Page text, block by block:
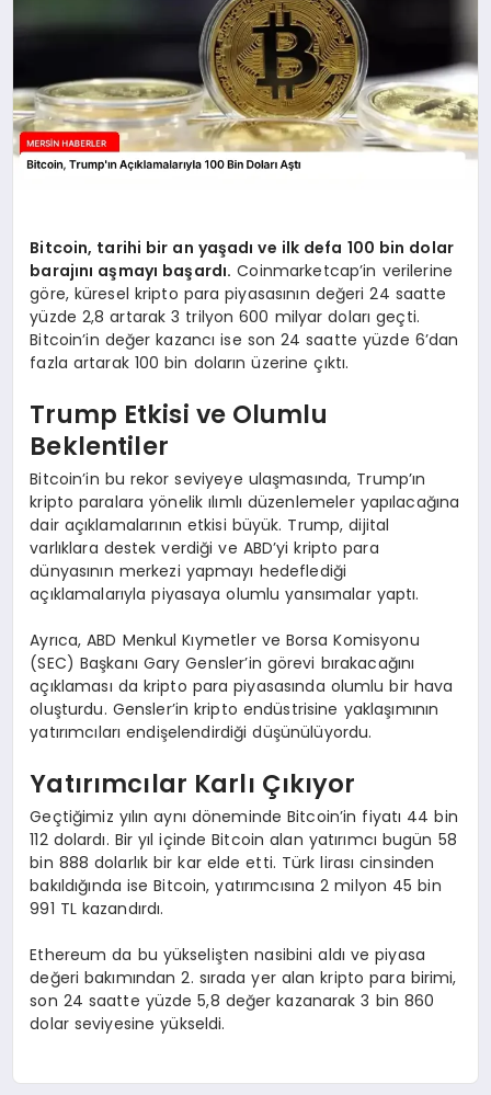
Bitcoin, tarihi bir an yaşadı ve ilk defa 100 bin dolar
barajını aşmayı başardı. Coinmarketcap’in verilerine
göre, küresel kripto para piyasasının değeri 24 saatte
yüzde 2,8 artarak 3 trilyon 600 milyar doları geçti.
Bitcoin’in değer kazancı ise son 24 saatte yüzde 6’dan
fazla artarak 100 bin doların üzerine çıktı.
Trump Etkisi ve Olumlu
Beklentiler
Bitcoin’in bu rekor seviyeye ulaşmasında, Trump’ın
kripto paralara yönelik ılımlı düzenlemeler yapılacağına
dair açıklamalarının etkisi büyük. Trump, dijital
varlıklara destek verdiği ve ABD’yi kripto para
dünyasının merkezi yapmayı hedeflediği
açıklamalarıyla piyasaya olumlu yansımalar yaptı.
Ayrıca, ABD Menkul Kıymetler ve Borsa Komisyonu
(SEC) Başkanı Gary Gensler’in görevi bırakacağını
açıklaması da kripto para piyasasında olumlu bir hava
oluşturdu. Gensler’in kripto endüstrisine yaklaşımının
yatırımcıları endişelendirdiği düşünülüyordu.
Yatırımcılar Karlı Çıkıyor
Geçtiğimiz yılın aynı döneminde Bitcoin’in fiyatı 44 bin
112 dolardı. Bir yıl içinde Bitcoin alan yatırımcı bugün 58
bin 888 dolarlık bir kar elde etti. Türk lirası cinsinden
bakıldığında ise Bitcoin, yatırımcısına 2 milyon 45 bin
991 TL kazandırdı.
Ethereum da bu yükselişten nasibini aldı ve piyasa
değeri bakımından 2. sırada yer alan kripto para birimi,
son 24 saatte yüzde 5,8 değer kazanarak 3 bin 860
dolar seviyesine yükseldi.